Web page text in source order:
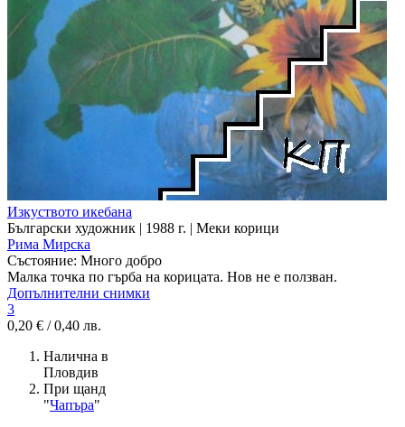
Изкуството икебана
Български художник | 1988 г. | Меки корици
Рима Мирска
Състояние: Много добро
Малка точка по гърба на корицата. Нов не е ползван.
Допълнителни снимки
3
0,20 € / 0,40 лв.
Налична в
Пловдив
При щанд
"Чапъра"